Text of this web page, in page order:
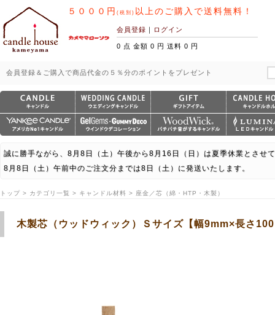
５０００円 (税別) 以上のご購入で送料無料！
会員登録 ｜ ログイン
0 点 金額 0 円 送料 0 円
会員登録＆ご購入で商品代金の５％分のポイントをプレゼント
誠に勝手ながら、8月8日（土）午後から8月16日（日）は夏季休業とさせ
8月8日（土）午前中のご注文分までは8日（土）に発送いたします。
トップ > カテゴリ一覧 > キャンドル材料 > 座金／芯（綿・HTP・木製）
木製芯（ウッドウィック）Ｓサイズ【幅9mm×長さ